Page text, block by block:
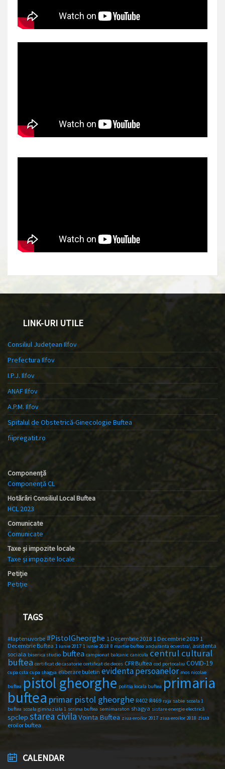
LINK-URI UTILE
Consiliul Județean Ilfov
Prefectura Ilfov
I.P.J. Ilfov
ANAF Ilfov
A.P.M. Ilfov
Spitalul de Obstetrică-Ginecologie Buftea
fiipregatit.ro
Componență
Componență CL
Hotărâri Consiliul Local Buftea
HCL 2023
Comunicate
Comunicate
Taxe și impozite locale
Taxe și impozite locale
Petiție
Petiție
TAGS
#faptenuvorbe #PistolGheorghe 1 Decembrie 2018 1 Decembrie 2019 1
Decembrie Buftea 1 iunie 2017 1 iunie 2018 8 martie buftea anduranta ecvestra\ asistenta
sociala biserica studio buftea campionat balcanic canicula centrul cultural
buftea certificat de casatorie certificat de deces CFR Buftea cod portocaliu COVID-19
cupa csta cupa shagya eliberare buletin evidenta persoanelor mos nicolae
buftea pistol gheorghe politia locala buftea primaria
buftea primar pistol gheorghe R402 R469 raja sabie scoala 1
buftea scoala gimnaziala 1 scrima buftea semimaraton shagya sistare energie electrică
spclep starea civila Vointa Buftea ziua eroilor 2017 ziua eroilor 2018 ziua
eroilor buftea
CALENDAR